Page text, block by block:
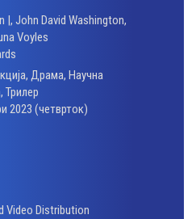
| , John David Washington,
Voyles
, Драма, Научна
, Трилер
2023 (четврток)
Video Distribution